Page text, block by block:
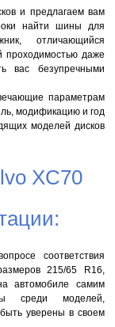
и предлагаем вам
найти шины для
отличающийся
проходимостью даже
вас безупречными
параметрам
модификацию и год
моделей дисков
XC70
соответствия
215/65 R16,
автомобиле самим
среди моделей,
уверены в своем